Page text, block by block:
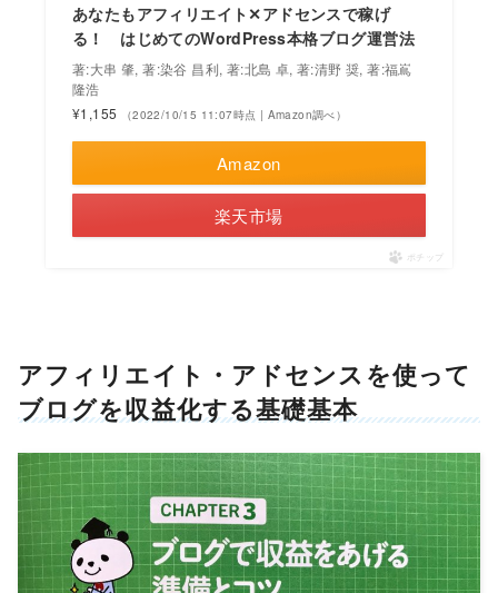
あなたもアフィリエイト✕アドセンスで稼げ
る！ はじめてのWordPress本格ブログ運営法
著:大串 肇, 著:染谷 昌利, 著:北島 卓, 著:清野 奨, 著:福嶌
隆浩
¥1,155
（2022/10/15 11:07時点 | Amazon調べ）
Amazon
楽天市場
ポチップ
アフィリエイト・アドセンスを使って
ブログを収益化する基礎基本